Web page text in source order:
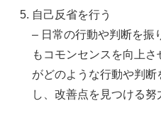
自己反省を行う
– 日常の行動や判断を振
もコモンセンスを向上
がどのような行動や判
し、改善点を見つける努